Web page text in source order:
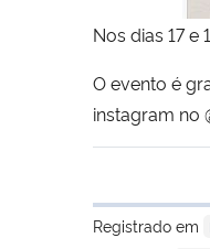
Nos dias 17
O evento é
instagram no
Registrado em